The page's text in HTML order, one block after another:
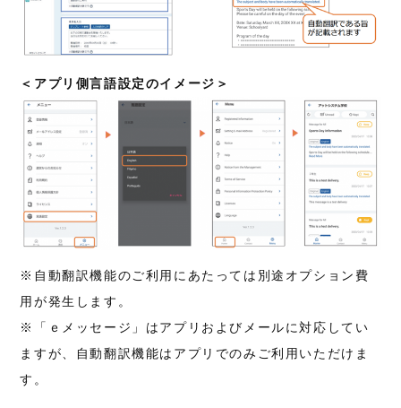
＜アプリ側言語設定のイメージ＞
※自動翻訳機能のご利用にあたっては別途オプション費
用が発生します。
※「ｅメッセージ」はアプリおよびメールに対応してい
ますが、自動翻訳機能はアプリでのみご利用いただけま
す。